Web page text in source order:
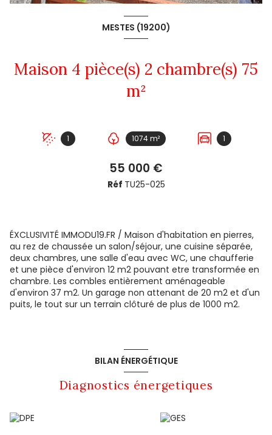
MESTES (19200)
Maison 4 pièce(s) 2 chambre(s) 75
m²
1 1074 m² 1
55 000 €
Réf TU25-025
ÉXCLUSIVITÉ IMMODU19.FR / Maison d'habitation en pierres,
au rez de chaussée un salon/séjour, une cuisine séparée,
deux chambres, une salle d'eau avec WC, une chaufferie
et une pièce d'environ 12 m2 pouvant etre transformée en
chambre. Les combles entièrement aménageable
d'environ 37 m2. Un garage non attenant de 20 m2 et d'un
puits, le tout sur un terrain clôturé de plus de 1000 m2.
BILAN ÉNERGÉTIQUE
Diagnostics énergetiques